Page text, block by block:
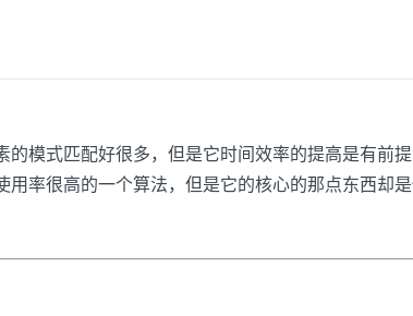
模式匹配好很多，但是它时间效率的提高是有前
率很高的一个算法，但是它的核心的那点东西却